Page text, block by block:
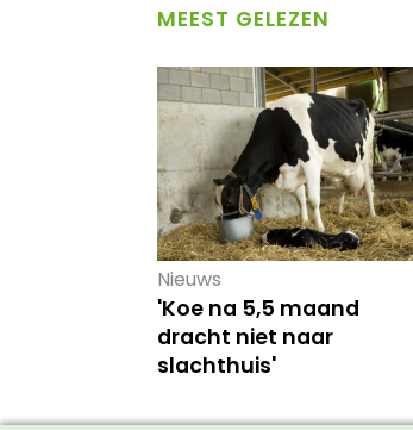
MEEST GELEZEN
Nieuws
'Koe na 5,5 maand
dracht niet naar
slachthuis'